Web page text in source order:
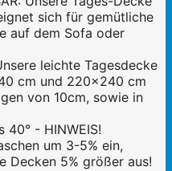
sich für gemütliche
auf dem Sofa oder
leichte Tagesdecke
cm und 220x240 cm
von 10cm, sowie in
40° - HINWEIS!
um 3-5% ein,
Decken 5% größer aus!